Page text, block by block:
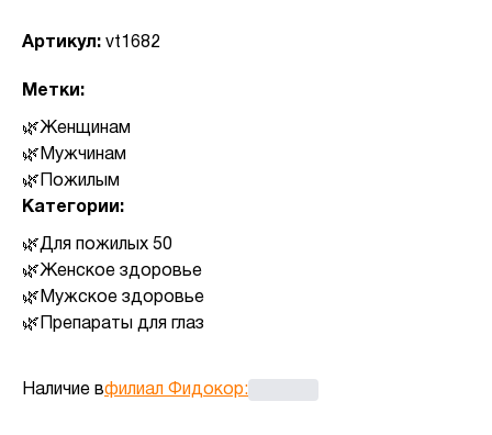
Артикул: vt1682
Метки:
Женщинам
Мужчинам
Пожилым
Категории:
Для пожилых 50
Женское здоровье
Мужское здоровье
Препараты для глаз
Наличие вфилиал Фидокор: